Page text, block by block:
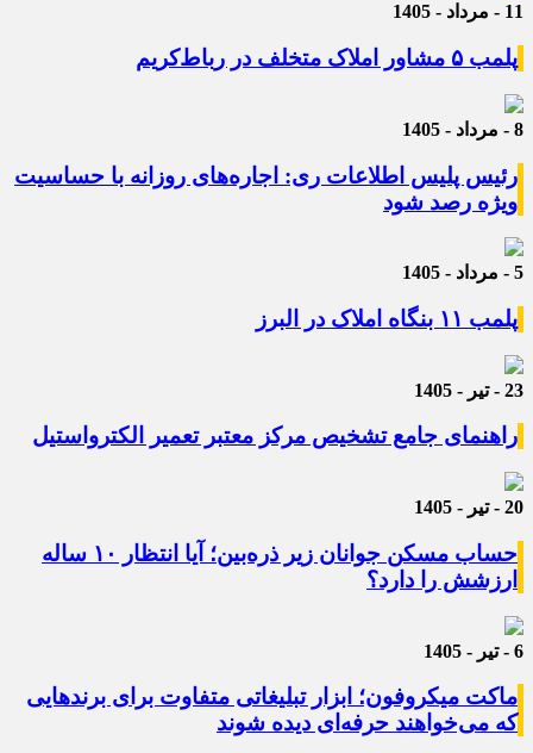
11 - مرداد - 1405
پلمب ۵ مشاور املاک متخلف در رباط‌کریم
8 - مرداد - 1405
رئیس پلیس اطلاعات ری: اجاره‌های روزانه با حساسیت
ویژه رصد شود
5 - مرداد - 1405
پلمب ۱۱ بنگاه املاک در البرز
23 - تیر - 1405
راهنمای جامع تشخیص مرکز معتبر تعمیر الکترواستیل
20 - تیر - 1405
حساب مسکن جوانان زیر ذره‌بین؛ آیا انتظار ۱۰ ساله
ارزشش را دارد؟
6 - تیر - 1405
ماکت میکروفون؛ ابزار تبلیغاتی متفاوت برای برندهایی
که می‌خواهند حرفه‌ای دیده شوند